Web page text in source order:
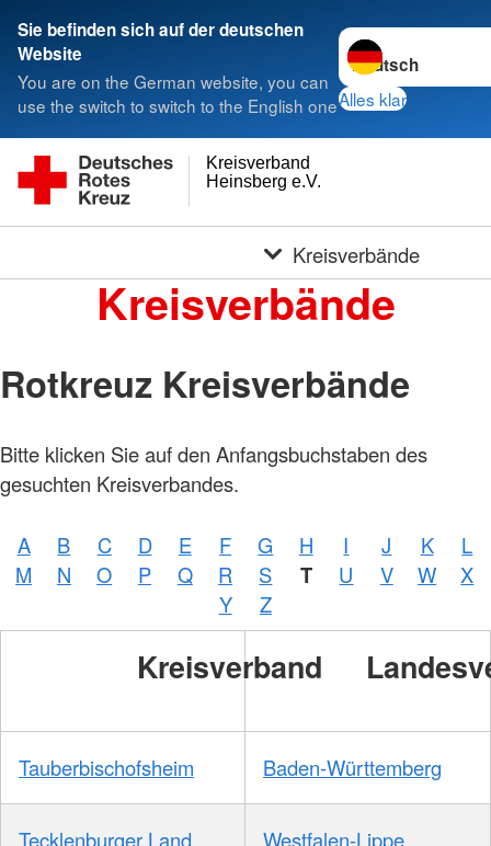
Sie befinden sich auf der deutschen
Website
You are on the German website, you can
use the switch to switch to the English one
Sprache wechseln
Alles klar
Heinsberg e.V.
Kreisverband
Kreisverbände
Kreisverbände
Rotkreuz Kreisverbände
Bitte klicken Sie auf den Anfangsbuchstaben des
gesuchten Kreisverbandes.
A B C D E F G H I J K
L
M
N O P Q R S T U V W
X
Y
Z
Kreisverband
Tauberbischofsheim Baden-Württemberg
Tecklenburger Land Westfalen-Lippe